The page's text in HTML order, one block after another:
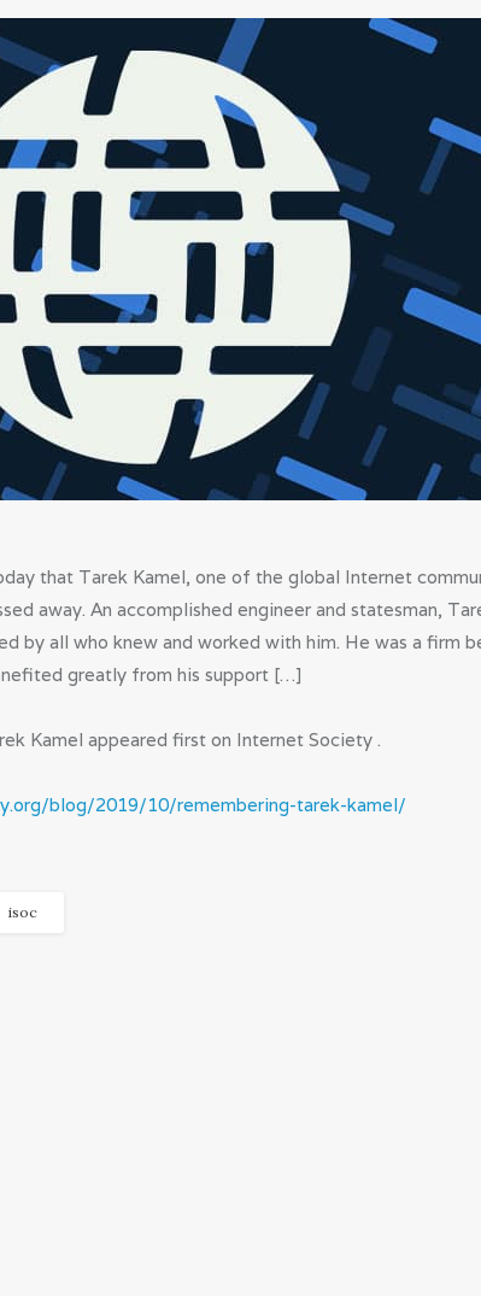
that Tarek Kamel, one of the global Internet
away. An accomplished engineer and statesman,
by all who knew and worked with him. He was a firm
greatly from his support […]
Kamel appeared first on Internet Society .
blog/2019/10/remembering-tarek-kamel/
isoc